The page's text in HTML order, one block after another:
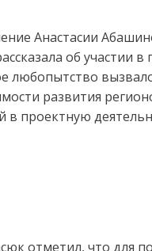
Анастасии
об участии в
любопытство
развития
проектную
отметил, что для